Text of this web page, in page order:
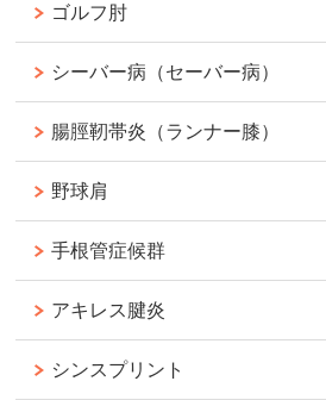
ゴルフ肘
シーバー病（セーバー病）
腸脛靭帯炎（ランナー膝）
野球肩
手根管症候群
アキレス腱炎
シンスプリント